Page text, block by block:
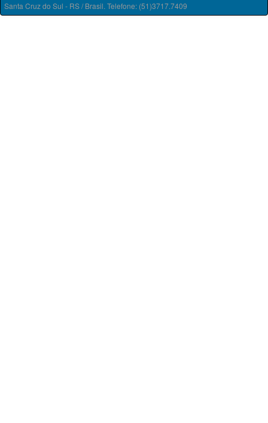
Santa Cruz do Sul - RS / Brasil. Telefone: (51)3717.7409